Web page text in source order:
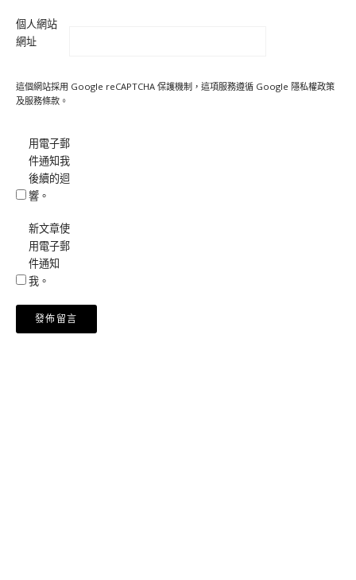
個人網站
網址
這個網站採用 Google reCAPTCHA 保護機制，這項服務遵循 Google 隱私權政策
及服務條款 。
用電子郵
件通知我
後續的迴
響。
新文章使
用電子郵
件通知
我。